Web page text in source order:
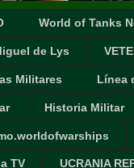
World of Tanks
de Lys
Militares Línea
Historia Militar
TV UCRANIA